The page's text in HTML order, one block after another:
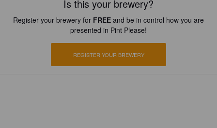
Is this your brewery?
Register your brewery for FREE and be in control how you are
presented in Pint Please!
REGISTER YOUR BREWERY